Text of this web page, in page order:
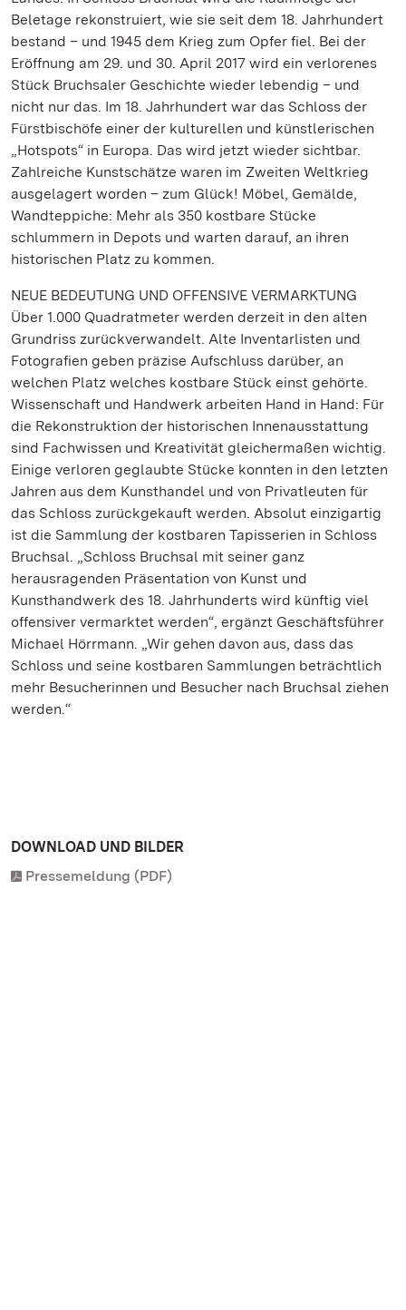
Beletage rekonstruiert, wie sie seit dem 18. Jahrhundert
bestand – und 1945 dem Krieg zum Opfer fiel. Bei der
Eröffnung am 29. und 30. April 2017 wird ein verlorenes
Stück Bruchsaler Geschichte wieder lebendig – und
nicht nur das. Im 18. Jahrhundert war das Schloss der
Fürstbischöfe einer der kulturellen und künstlerischen
„Hotspots“ in Europa. Das wird jetzt wieder sichtbar.
Zahlreiche Kunstschätze waren im Zweiten Weltkrieg
ausgelagert worden – zum Glück! Möbel, Gemälde,
Wandteppiche: Mehr als 350 kostbare Stücke
schlummern in Depots und warten darauf, an ihren
historischen Platz zu kommen.
NEUE BEDEUTUNG UND OFFENSIVE VERMARKTUNG
Über 1.000 Quadratmeter werden derzeit in den alten
Grundriss zurückverwandelt. Alte Inventarlisten und
Fotografien geben präzise Aufschluss darüber, an
welchen Platz welches kostbare Stück einst gehörte.
Wissenschaft und Handwerk arbeiten Hand in Hand: Für
die Rekonstruktion der historischen Innenausstattung
sind Fachwissen und Kreativität gleichermaßen wichtig.
Einige verloren geglaubte Stücke konnten in den letzten
Jahren aus dem Kunsthandel und von Privatleuten für
das Schloss zurückgekauft werden. Absolut einzigartig
ist die Sammlung der kostbaren Tapisserien in Schloss
Bruchsal. „Schloss Bruchsal mit seiner ganz
herausragenden Präsentation von Kunst und
Kunsthandwerk des 18. Jahrhunderts wird künftig viel
offensiver vermarktet werden“, ergänzt Geschäftsführer
Michael Hörrmann. „Wir gehen davon aus, dass das
Schloss und seine kostbaren Sammlungen beträchtlich
mehr Besucherinnen und Besucher nach Bruchsal ziehen
werden.“
DOWNLOAD UND BILDER
Pressemeldung (PDF)